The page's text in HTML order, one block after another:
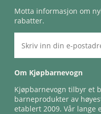
Motta informasjon om
rabatter.
Om Kjøpbarnevogn
Kjøpbarnevogn tilbyr et
barneprodukter av
etablert 2009. Vår lange